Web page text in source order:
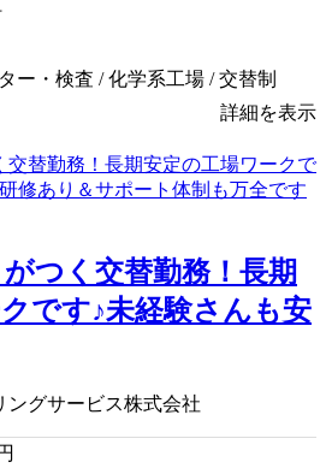
ー・検査 / 化学系工場 / 交替制
詳細を表示
つく交替勤務！長期
です♪未経験さんも安
ングサービス株式会社